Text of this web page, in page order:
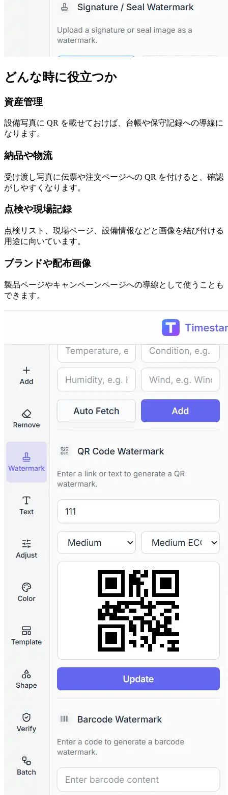
どんな時に役立つか
資産管理
設備写真に QR を載せておけば、台帳や保守記録への導線に
なります。
納品や物流
受け渡し写真に伝票や注文ページへの QR を付けると、確認
がしやすくなります。
点検や現場記録
点検リスト、現場ページ、設備情報などと画像を結び付ける
用途に向いています。
ブランドや配布画像
製品ページやキャンペーンページへの導線として使うことも
できます。